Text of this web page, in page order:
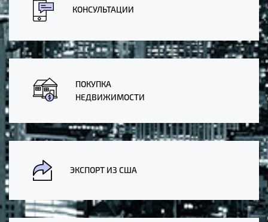
КОНСУЛЬТАЦИИ
ПОКУПКА
НЕДВИЖИМОСТИ
ЭКСПОРТ ИЗ США